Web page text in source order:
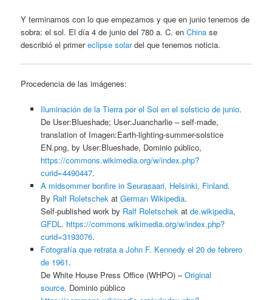
Y terminamos con lo que empezamos y que en junio tenemos de
sobra: el sol. El día 4 de junio del 780 a. C. enChina se
describió el primereclipse solardel que tenemos noticia.
Procedencia de las imágenes:
Iluminación de la Tierra por el Sol en el solsticio de junio.
De User:Blueshade; User:Juancharlie – self-made,
translation of Imagen:Earth-lighting-summer-solstice
EN.png, by User:Blueshade, Dominio público,
https://commons.wikimedia.org/w/index.php?
curid=4490447.
A midsommer bonfire in Seurasaari, Helsinki, Finland.
By Ralf Roletschekat German Wikipedia.
Self-published work by Ralf Roletschekat de.wikipedia,
GFDL. https://commons.wikimedia.org/w/index.php?
curid=3193076.
Fotografía que retrata a John F. Kennedy el 20 de febrero
de 1961.
De White House Press Office (WHPO) –Original
source. Dominio público